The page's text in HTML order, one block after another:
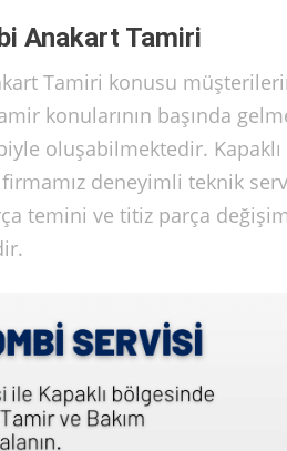
Anakart Tamiri
Tamiri konusu
konularının başında
oluşabilmektedir.
deneyimli teknik
temini ve titiz parça